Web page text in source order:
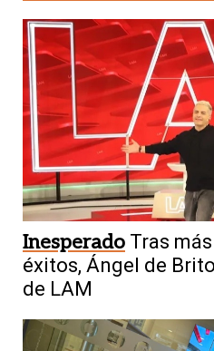
Inesperado Tras
éxitos, Ángel de
de LAM